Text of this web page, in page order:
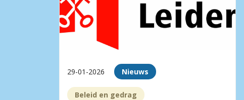
29-01-2026 Nieuws
Beleid en gedrag